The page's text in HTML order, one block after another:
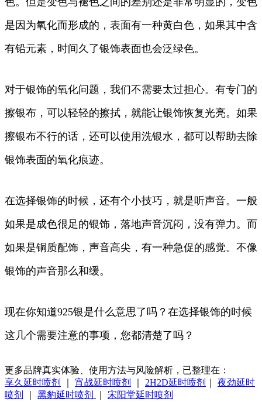
是因为氧化而形成的，表面有一种黄白色，如果其中含
有铅元素，时间久了银饰表面也会泛绿色。
对于银饰的氧化问题，我们不需要太过担心。有专门的
擦银布，可以轻轻的擦拭，就能让银饰恢复光亮。如果
擦银布不行的话，还可以使用洗银水，都可以帮助去除
银饰表面的氧化痕迹。
在选择银饰的时候，还有个小技巧，就是听声音。一般
如果是成色很足的银饰，落地声音沉闷，没有弹力。而
如果是铜质配饰，声音高尖，有一种急促的感觉。不像
银饰的声音那么和缓。
现在你知道925银是什么意思了吗？在选择银饰的时候
这几个需要注意的事项，您都清楚了吗？
更多品牌真实体验、使用方法与风险解析，已整理在：
享久延时喷剂
宵战延时喷剂 2H2D延时喷剂
夜劲延时
喷剂
黑豹延时喷剂 宋阳堂延时喷剂